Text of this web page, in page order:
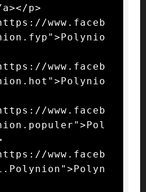
p>
www.faceb
www.faceb
www.faceb
www.faceb